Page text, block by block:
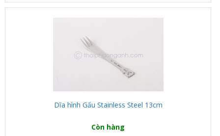
Dĩa hình Gấu Stainless Steel 13cm
Còn hàng